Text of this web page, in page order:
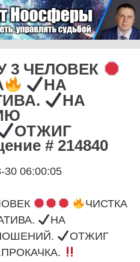
3 ЧЕЛОВЕК
НА
НА
ОТЖИГ
# 214840
30 06:00:05
ЧИСТКА
НА
ОТЖИГ